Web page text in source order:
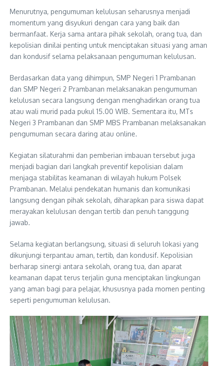
Menurutnya, pengumuman kelulusan seharusnya menjadi
momentum yang disyukuri dengan cara yang baik dan
bermanfaat. Kerja sama antara pihak sekolah, orang tua, dan
kepolisian dinilai penting untuk menciptakan situasi yang aman
dan kondusif selama pelaksanaan pengumuman kelulusan.
Berdasarkan data yang dihimpun, SMP Negeri 1 Prambanan
dan SMP Negeri 2 Prambanan melaksanakan pengumuman
kelulusan secara langsung dengan menghadirkan orang tua
atau wali murid pada pukul 15.00 WIB. Sementara itu, MTs
Negeri 3 Prambanan dan SMP MBS Prambanan melaksanakan
pengumuman secara daring atau online.
Kegiatan silaturahmi dan pemberian imbauan tersebut juga
menjadi bagian dari langkah preventif kepolisian dalam
menjaga stabilitas keamanan di wilayah hukum Polsek
Prambanan. Melalui pendekatan humanis dan komunikasi
langsung dengan pihak sekolah, diharapkan para siswa dapat
merayakan kelulusan dengan tertib dan penuh tanggung
jawab.
Selama kegiatan berlangsung, situasi di seluruh lokasi yang
dikunjungi terpantau aman, tertib, dan kondusif. Kepolisian
berharap sinergi antara sekolah, orang tua, dan aparat
keamanan dapat terus terjalin guna menciptakan lingkungan
yang aman bagi para pelajar, khususnya pada momen penting
seperti pengumuman kelulusan.